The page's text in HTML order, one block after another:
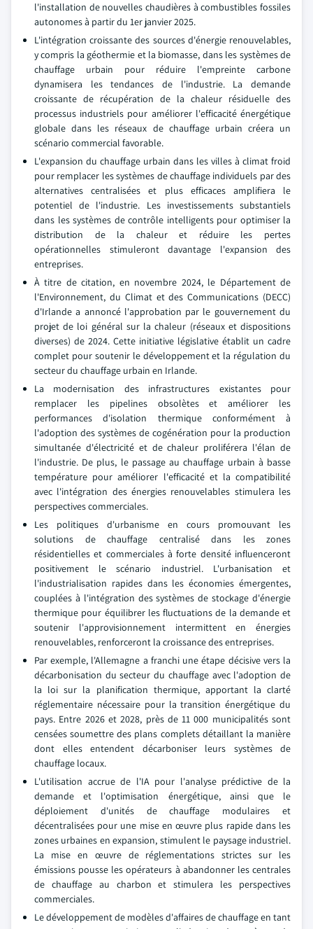
l'installation de nouvelles chaudières à combustibles fossiles
autonomes à partir du 1er janvier 2025.
L'intégration croissante des sources d'énergie renouvelables,
y compris la géothermie et la biomasse, dans les systèmes de
chauffage urbain pour réduire l'empreinte carbone
dynamisera les tendances de l'industrie. La demande
croissante de récupération de la chaleur résiduelle des
processus industriels pour améliorer l'efficacité énergétique
globale dans les réseaux de chauffage urbain créera un
scénario commercial favorable.
L'expansion du chauffage urbain dans les villes à climat froid
pour remplacer les systèmes de chauffage individuels par des
alternatives centralisées et plus efficaces amplifiera le
potentiel de l'industrie. Les investissements substantiels
dans les systèmes de contrôle intelligents pour optimiser la
distribution de la chaleur et réduire les pertes
opérationnelles stimuleront davantage l'expansion des
entreprises.
À titre de citation, en novembre 2024, le Département de
l'Environnement, du Climat et des Communications (DECC)
d'Irlande a annoncé l'approbation par le gouvernement du
projet de loi général sur la chaleur (réseaux et dispositions
diverses) de 2024. Cette initiative législative établit un cadre
complet pour soutenir le développement et la régulation du
secteur du chauffage urbain en Irlande.
La modernisation des infrastructures existantes pour
remplacer les pipelines obsolètes et améliorer les
performances d'isolation thermique conformément à
l'adoption des systèmes de cogénération pour la production
simultanée d'électricité et de chaleur proliférera l'élan de
l'industrie. De plus, le passage au chauffage urbain à basse
température pour améliorer l'efficacité et la compatibilité
avec l'intégration des énergies renouvelables stimulera les
perspectives commerciales.
Les politiques d'urbanisme en cours promouvant les
solutions de chauffage centralisé dans les zones
résidentielles et commerciales à forte densité influenceront
positivement le scénario industriel. L'urbanisation et
l'industrialisation rapides dans les économies émergentes,
couplées à l'intégration des systèmes de stockage d'énergie
thermique pour équilibrer les fluctuations de la demande et
soutenir l'approvisionnement intermittent en énergies
renouvelables, renforceront la croissance des entreprises.
Par exemple, l'Allemagne a franchi une étape décisive vers la
décarbonisation du secteur du chauffage avec l'adoption de
la loi sur la planification thermique, apportant la clarté
réglementaire nécessaire pour la transition énergétique du
pays. Entre 2026 et 2028, près de 11 000 municipalités sont
censées soumettre des plans complets détaillant la manière
dont elles entendent décarboniser leurs systèmes de
chauffage locaux.
L'utilisation accrue de l'IA pour l'analyse prédictive de la
demande et l'optimisation énergétique, ainsi que le
déploiement d'unités de chauffage modulaires et
décentralisées pour une mise en œuvre plus rapide dans les
zones urbaines en expansion, stimulent le paysage industriel.
La mise en œuvre de réglementations strictes sur les
émissions pousse les opérateurs à abandonner les centrales
de chauffage au charbon et stimulera les perspectives
commerciales.
Le développement de modèles d'affaires de chauffage en tant